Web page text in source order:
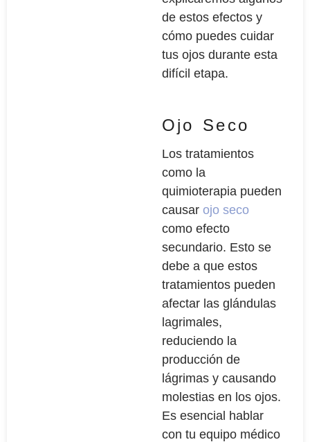
de estos efectos y
cómo puedes cuidar
tus ojos durante esta
difícil etapa.
Ojo Seco
Los tratamientos
como la
quimioterapia pueden
causar ojo seco
como efecto
secundario. Esto se
debe a que estos
tratamientos pueden
afectar las glándulas
lagrimales,
reduciendo la
producción de
lágrimas y causando
molestias en los ojos.
Es esencial hablar
con tu equipo médico